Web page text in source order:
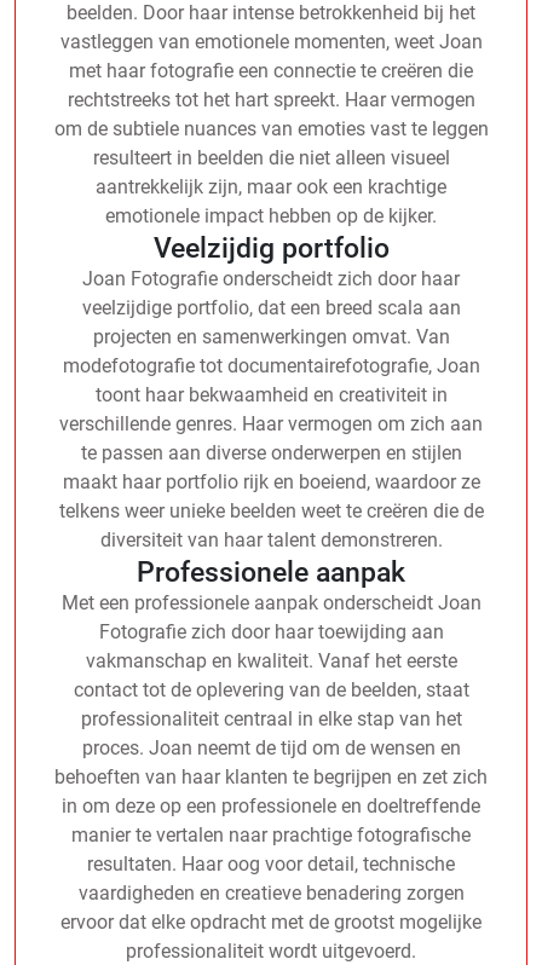
beelden. Door haar intense betrokkenheid bij het
vastleggen van emotionele momenten, weet Joan
met haar fotografie een connectie te creëren die
rechtstreeks tot het hart spreekt. Haar vermogen
om de subtiele nuances van emoties vast te leggen
resulteert in beelden die niet alleen visueel
aantrekkelijk zijn, maar ook een krachtige
emotionele impact hebben op de kijker.
Veelzijdig portfolio
Joan Fotografie onderscheidt zich door haar
veelzijdige portfolio, dat een breed scala aan
projecten en samenwerkingen omvat. Van
modefotografie tot documentairefotografie, Joan
toont haar bekwaamheid en creativiteit in
verschillende genres. Haar vermogen om zich aan
te passen aan diverse onderwerpen en stijlen
maakt haar portfolio rijk en boeiend, waardoor ze
telkens weer unieke beelden weet te creëren die de
diversiteit van haar talent demonstreren.
Professionele aanpak
Met een professionele aanpak onderscheidt Joan
Fotografie zich door haar toewijding aan
vakmanschap en kwaliteit. Vanaf het eerste
contact tot de oplevering van de beelden, staat
professionaliteit centraal in elke stap van het
proces. Joan neemt de tijd om de wensen en
behoeften van haar klanten te begrijpen en zet zich
in om deze op een professionele en doeltreffende
manier te vertalen naar prachtige fotografische
resultaten. Haar oog voor detail, technische
vaardigheden en creatieve benadering zorgen
ervoor dat elke opdracht met de grootst mogelijke
professionaliteit wordt uitgevoerd.